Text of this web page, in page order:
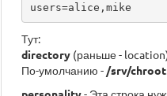
users=alice,mike
Тут:
directory (раньше -
По-умолчанию - /srv/chroot